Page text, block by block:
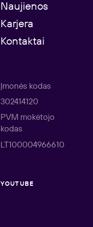
Naujienos
Karjera
Kontaktai
Įmonės kodas
302414120
PVM mokėtojo
kodas
LT100004966610
YOUTUBE